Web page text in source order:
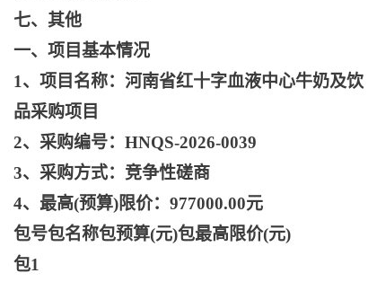
七、其他
一、项目基本情况
1、项目名称：河南省红十字血液中心牛奶及饮
品采购项目
2、采购编号：HNQS-2026-0039
3、采购方式：竞争性磋商
4、最高(预算)限价：977000.00元
包号包名称包预算(元)包最高限价(元)
包1